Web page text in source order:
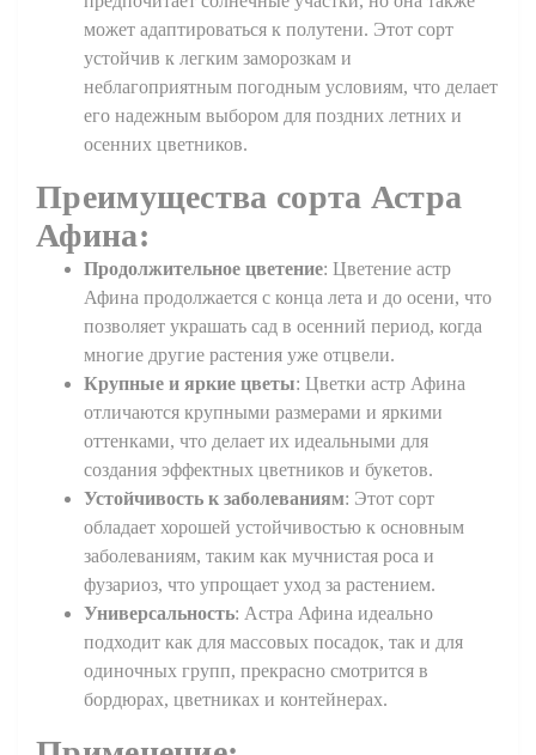
может адаптироваться к полутени. Этот сорт
устойчив к легким заморозкам и
неблагоприятным погодным условиям, что делает
его надежным выбором для поздних летних и
осенних цветников.
Преимущества сорта Астра
Афина:
Продолжительное цветение: Цветение астр
Афина продолжается с конца лета и до осени, что
позволяет украшать сад в осенний период, когда
многие другие растения уже отцвели.
Крупные и яркие цветы: Цветки астр Афина
отличаются крупными размерами и яркими
оттенками, что делает их идеальными для
создания эффектных цветников и букетов.
Устойчивость к заболеваниям: Этот сорт
обладает хорошей устойчивостью к основным
заболеваниям, таким как мучнистая роса и
фузариоз, что упрощает уход за растением.
Универсальность: Астра Афина идеально
подходит как для массовых посадок, так и для
одиночных групп, прекрасно смотрится в
бордюрах, цветниках и контейнерах.